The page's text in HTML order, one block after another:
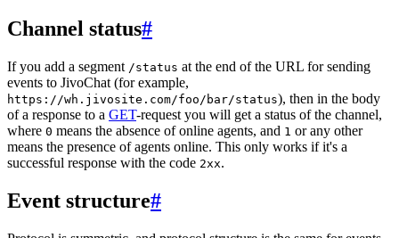
Channel status#
If you add a segment /status at the end of the URL for sending
events to JivoChat (for example,
https://wh.jivosite.com/foo/bar/status), then in the body
of a response to a GET-request you will get a status of the channel,
where 0 means the absence of online agents, and 1 or any other
means the presence of agents online. This only works if it's a
successful response with the code 2xx.
Event structure#